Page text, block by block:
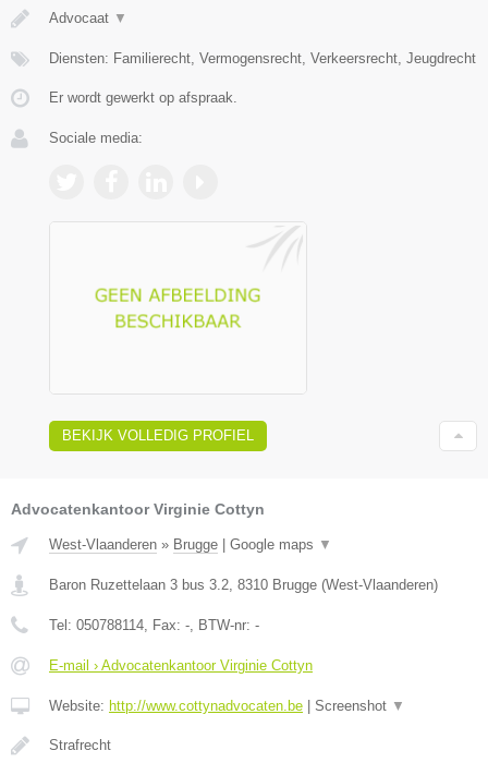
Advocaat ▼
Diensten: Familierecht, Vermogensrecht, Verkeersrecht, Jeugdrecht
Er wordt gewerkt op afspraak.
Sociale media:
BEKIJK VOLLEDIG PROFIEL
Advocatenkantoor Virginie Cottyn
West-Vlaanderen » Brugge | Google maps ▼
Baron Ruzettelaan 3 bus 3.2 8310 Brugge (West-Vlaanderen)
Tel: 050788114 , Fax: - , BTW-nr: -
E-mail › Advocatenkantoor Virginie Cottyn
Website: http://www.cottynadvocaten.be | Screenshot ▼
Strafrecht